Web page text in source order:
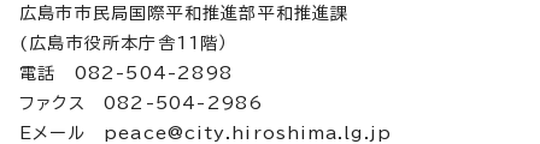
広島市市民局国際平和推進部平和推進課
(広島市役所本庁舎11階）
電話 082-504-2898
ファクス 082-504-2986
Eメール peace@city.hiroshima.lg.jp